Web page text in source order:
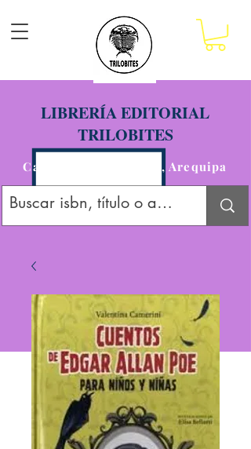
LIBRERÍA EDITORIAL
TRILOBITES
Calle San Agustín 201, Arequipa